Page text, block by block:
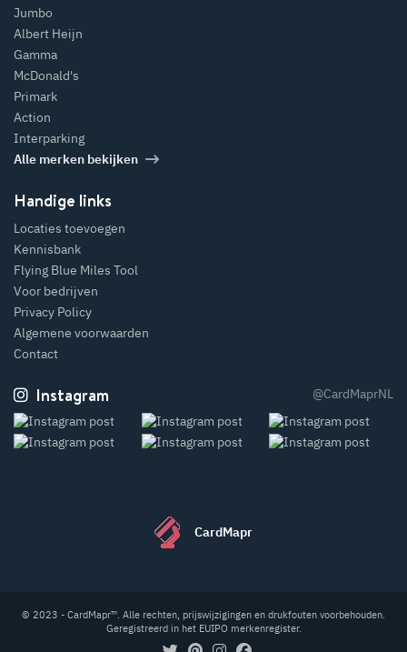
Jumbo
Albert Heijn
Gamma
McDonald's
Primark
Action
Interparking
Alle merken bekijken
Handige links
Locaties toevoegen
Kennisbank
Flying Blue Miles Tool
Voor bedrijven
Privacy Policy
Algemene voorwaarden
Contact
Instagram @CardMaprNL
CardMapr
© 2023 - CardMapr™. Alle rechten, prijswijzigingen en drukfouten voorbehouden.
Geregistreerd in het EUIPO merkenregister.